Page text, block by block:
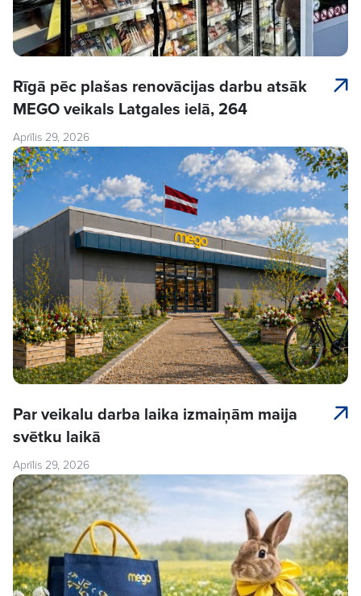
Rīgā pēc plašas renovācijas darbu atsāk
MEGO veikals Latgales ielā, 264
Aprīlis 29, 2026
Par veikalu darba laika izmaiņām maija
svētku laikā
Aprīlis 29, 2026